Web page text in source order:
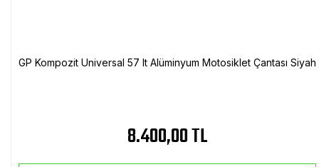
GP Kompozit Universal 57 lt Alüminyum Motosiklet Çantası Siyah
8.400,00 TL